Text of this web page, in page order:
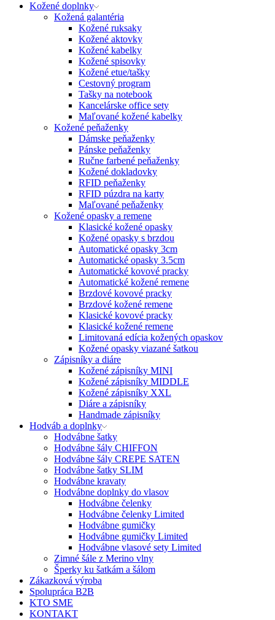
Kožené doplnky
Kožená galantéria
Kožené ruksaky
Kožené aktovky
Kožené kabelky
Kožené spisovky
Kožené etue/tašky
Cestovný program
Tašky na notebook
Kancelárske office sety
Maľované kožené kabelky
Kožené peňaženky
Dámske peňaženky
Pánske peňaženky
Ručne farbené peňaženky
Kožené dokladovky
RFID peňaženky
RFID púzdra na karty
Maľované peňaženky
Kožené opasky a remene
Klasické kožené opasky
Kožené opasky s brzdou
Automatické opasky 3cm
Automatické opasky 3.5cm
Automatické kovové pracky
Automatické kožené remene
Brzdové kovové pracky
Brzdové kožené remene
Klasické kovové pracky
Klasické kožené remene
Limitovaná edícia kožených opaskov
Kožené opasky viazané šatkou
Zápisníky a diáre
Kožené zápisníky MINI
Kožené zápisníky MIDDLE
Kožené zápisníky XXL
Diáre a zápisníky
Handmade zápisníky
Hodváb a doplnky
Hodvábne šatky
Hodvábne šály CHIFFON
Hodvábne šály CREPE SATEN
Hodvábne šatky SLIM
Hodvábne kravaty
Hodvábne doplnky do vlasov
Hodvábne čelenky
Hodvábne čelenky Limited
Hodvábne gumičky
Hodvábne gumičky Limited
Hodvábne vlasové sety Limited
Zimné šále z Merino vlny
Šperky ku šatkám a šálom
Zákazková výroba
Spolupráca B2B
KTO SME
KONTAKT